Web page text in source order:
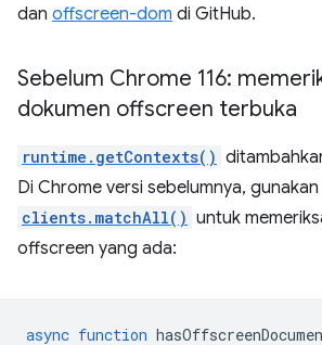
dan offscreen-dom di GitHub.
Sebelum Chrome 116:
dokumen offscreen terbuka
runtime.getContexts()
Di Chrome versi sebelumnya, gunakan
clients.matchAll() untuk
offscreen yang ada:
async function